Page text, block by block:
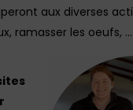
aux diverses
ramasser les oeufs, …